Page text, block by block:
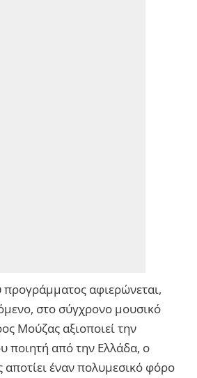
προγράμματος αφιερώνεται,
στο σύγχρονο μουσικό
Μούζας αξιοποιεί την
ποιητή από την Ελλάδα, ο
αποτίει έναν πολυμεσικό φόρο